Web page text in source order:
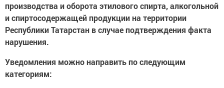
производства и оборота этилового спирта, алкогольной
и спиртосодержащей продукции на территории
Республики Татарстан в случае подтверждения факта
нарушения.
Уведомления можно направить по следующим
категориям: